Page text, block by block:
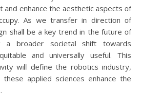
and enhance the aesthetic aspects of
As we transfer in direction of
shall be a key trend in the future of
a broader societal shift towards
and universally useful. This
will define the robotics industry,
applied sciences enhance the